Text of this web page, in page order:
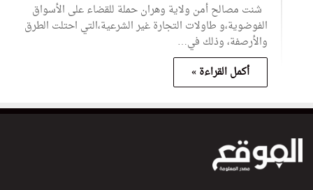
شنت مصالح أمن ولاية وهران حملة للقضاء على الأسواق
الفوضوية،و طاولات التجارة غير الشرعية،التي احتلت الطرق
والأرصفة، وذلك في…
أكمل القراءة »